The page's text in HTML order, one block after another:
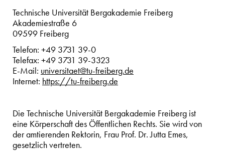
Technische Universität Bergakademie Freiberg
Akademiestraße 6
09599 Freiberg
Telefon: +49 3731 39-0
Telefax: +49 3731 39-3323
E-Mail: universitaet@tu-freiberg.de
Internet: https://tu-freiberg.de
Die Technische Universität Bergakademie Freiberg ist
eine Körperschaft des Öffentlichen Rechts. Sie wird von
der amtierenden Rektorin, Frau Prof. Dr. Jutta Emes,
gesetzlich vertreten.